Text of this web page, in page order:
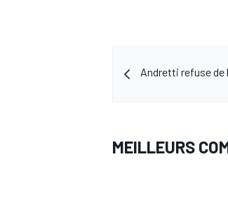
Andretti refuse de
MEILLEURS